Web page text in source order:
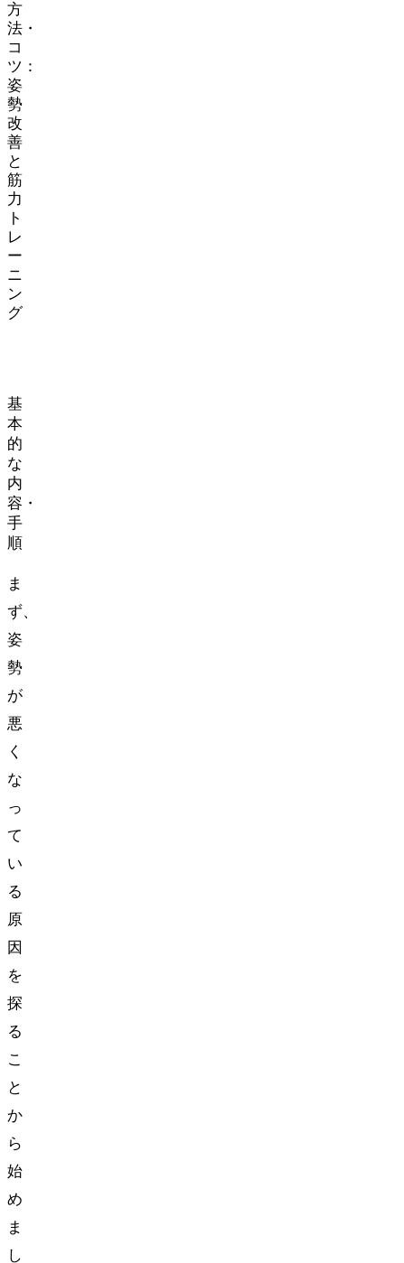
方
法・
コ
ツ：
姿
勢
改
善
と
筋
力
ト
レ
ー
ニ
ン
グ
基
本
的
な
内
容・
手
順
ま
ず、
姿
勢
が
悪
く
な
っ
て
い
る
原
因
を
探
る
こ
と
か
ら
始
め
ま
し